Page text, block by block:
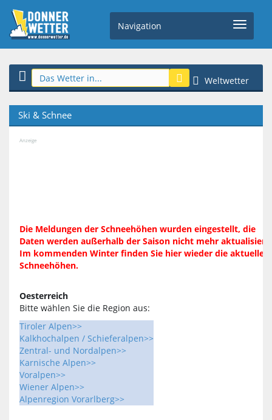
Navigation
Weltwetter
Ski & Schnee
Anzeige
Die Meldungen der Schneehöhen wurden eingestellt, die
Daten werden außerhalb der Saison nicht mehr aktualisiert.
Im kommenden Winter finden Sie hier wieder die aktuellen
Schneehöhen.
Oesterreich
Bitte wählen Sie die Region aus:
Tiroler Alpen>>
Kalkhochalpen / Schieferalpen>>
Zentral- und Nordalpen>>
Karnische Alpen>>
Voralpen>>
Wiener Alpen>>
Alpenregion Vorarlberg>>